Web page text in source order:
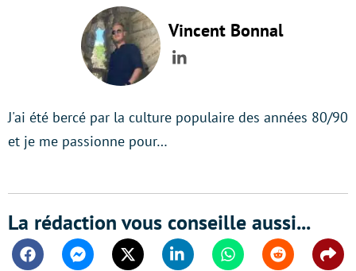
Vincent Bonnal
LinkedIn
J'ai été bercé par la culture populaire des années 80/90
et je me passionne pour…
La rédaction vous conseille aussi...
FacebookMessengerTwitter Linkedin WhatsappReddit